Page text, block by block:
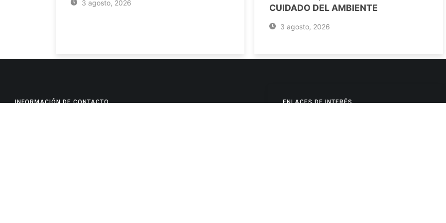
3 agosto, 2026
CUIDADO DEL AMBIENTE
3 agosto, 2026
INFORMACIÓN DE CONTACTO ENLACES DE INTERÉS